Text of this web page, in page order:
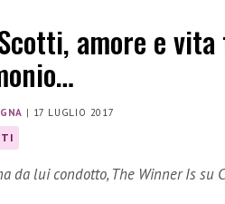
amore e
| 17 LUGLIO 2017
da lui condotto, The Winner Is su